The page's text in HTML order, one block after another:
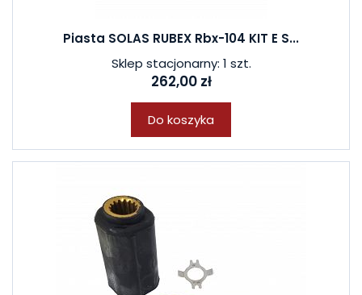
Piasta SOLAS RUBEX Rbx-104 KIT E S...
Sklep stacjonarny: 1 szt.
262,00 zł
Do koszyka